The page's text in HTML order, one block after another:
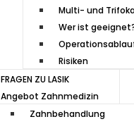
Multi- und
Wer ist
Risiken
FRAGEN ZU LASIK
Angebot Zahnmedizin
Zahnbehandlung